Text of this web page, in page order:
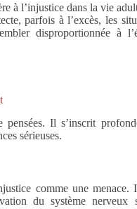
à l’injustice dans la vie
parfois à l’excès, les
disproportionnée à
pensées. Il s’inscrit
sérieuses.
comme une
du système nerveux